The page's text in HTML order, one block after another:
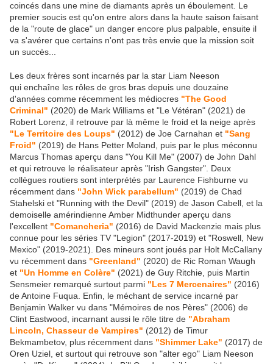
coincés dans une mine de diamants après un éboulement. Le
premier soucis est qu'on entre alors dans la haute saison faisant
de la "route de glace" un danger encore plus palpable, ensuite il
va s'avérer que certains n'ont pas très envie que la mission soit
un succès...
Les deux frères sont incarnés par la star Liam Neeson
qui enchaîne les rôles de gros bras depuis une douzaine
d'années comme récemment les médiocres "The Good
Criminal" (2020) de Mark Williams et "Le Vétéran" (2021) de
Robert Lorenz, il retrouve par là même le froid et la neige après
"Le Territoire des Loups" (2012) de Joe Carnahan et "Sang
Froid" (2019) de Hans Petter Moland, puis par le plus méconnu
Marcus Thomas aperçu dans "You Kill Me" (2007) de John Dahl
et qui retrouve le réalisateur après "Irish Gangster". Deux
collègues routiers sont interprétés par Laurence Fishburne vu
récemment dans "John Wick parabellum" (2019) de Chad
Stahelski et "Running with the Devil" (2019) de Jason Cabell, et la
demoiselle amérindienne Amber Midthunder aperçu dans
l'excellent "Comancheria" (2016) de David Mackenzie mais plus
connue pour les séries TV "Legion" (2017-2019) et "Roswell, New
Mexico" (2019-2021). Des mineurs sont joués par Holt McCallany
vu récemment dans "Greenland" (2020) de Ric Roman Waugh
et "Un Homme en Colère" (2021) de Guy Ritchie, puis Martin
Sensmeier remarqué surtout parmi "Les 7 Mercenaires" (2016)
de Antoine Fuqua. Enfin, le méchant de service incarné par
Benjamin Walker vu dans "Mémoires de nos Pères" (2006) de
Clint Eastwood, incarnant aussi le rôle titre de "Abraham
Lincoln, Chasseur de Vampires" (2012) de Timur
Bekmambetov, plus récemment dans "Shimmer Lake" (2017) de
Oren Uziel, et surtout qui retrouve son "alter ego" Liam Neeson